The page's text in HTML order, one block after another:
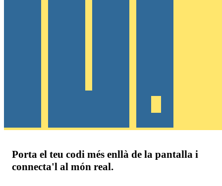
Porta el teu codi més enllà de la pantalla i
connecta'l al món real.